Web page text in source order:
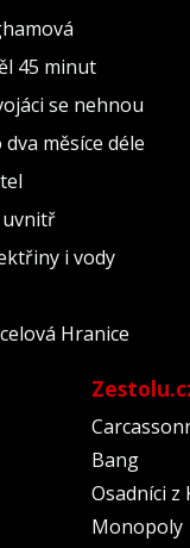
45 minut
se nehnou
měsíce déle
uvnitř
i vody
Hranice
Bang
Osadníci z
Monopoly